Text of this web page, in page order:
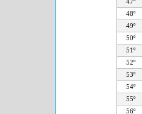
47º
48º
49º
50º
51º
52º
53º
54º
55º
56º